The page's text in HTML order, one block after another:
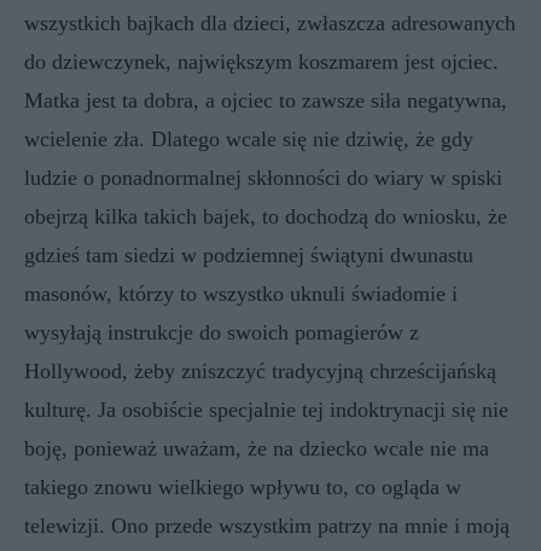
wszystkich bajkach dla dzieci, zwłaszcza adresowanych
do dziewczynek, największym koszmarem jest ojciec.
Matka jest ta dobra, a ojciec to zawsze siła negatywna,
wcielenie zła. Dlatego wcale się nie dziwię, że gdy
ludzie o ponadnormalnej skłonności do wiary w spiski
obejrzą kilka takich bajek, to dochodzą do wniosku, że
gdzieś tam siedzi w podziemnej świątyni dwunastu
masonów, którzy to wszystko uknuli świadomie i
wysyłają instrukcje do swoich pomagierów z
Hollywood, żeby zniszczyć tradycyjną chrześcijańską
kulturę. Ja osobiście specjalnie tej indoktrynacji się nie
boję, ponieważ uważam, że na dziecko wcale nie ma
takiego znowu wielkiego wpływu to, co ogląda w
telewizji. Ono przede wszystkim patrzy na mnie i moją